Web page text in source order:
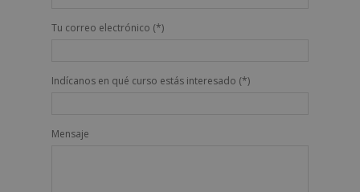
Tu correo electrónico (*)
Indícanos en qué curso estás interesado (*)
Mensaje